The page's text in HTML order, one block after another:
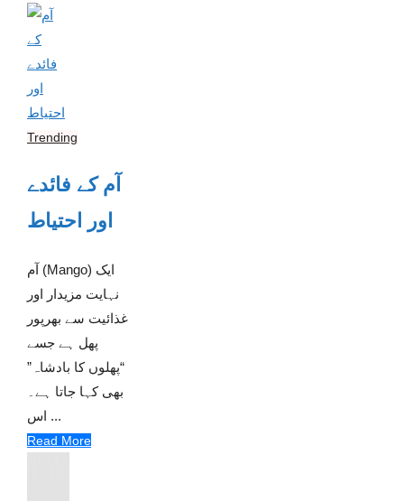
Trending
آم کے فائدے
اور احتیاط
آم (Mango) ایک
نہایت مزیدار اور
غذائیت سے بھرپور
پھل ہے جسے
“پھلوں کا بادشاہ”
بھی کہا جاتا ہے۔
اس ...
Read More